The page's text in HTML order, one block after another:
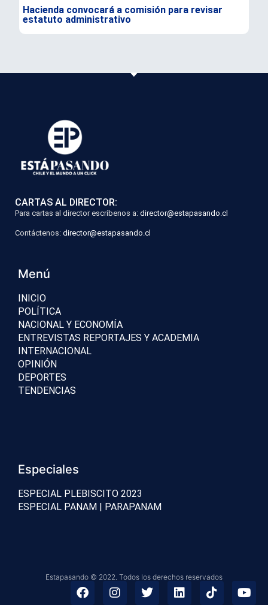
Hacienda convocará a comisión para revisar
estatuto administrativo
CARTAS AL DIRECTOR:
Para cartas al director escríbenos a: director@estapasando.cl
Contáctenos: director@estapasando.cl
Menú
INICIO
POLÍTICA
NACIONAL Y ECONOMÍA
ENTREVISTAS REPORTAJES Y ACADEMIA
INTERNACIONAL
OPINIÓN
DEPORTES
TENDENCIAS
Especiales
ESPECIAL PLEBISCITO 2023
ESPECIAL PANAM | PARAPANAM
Estapasando © 2022. Todos los derechos reservados